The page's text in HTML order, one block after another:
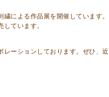
による作品展を開催しています。
ています。
レーションしております。ぜひ、近